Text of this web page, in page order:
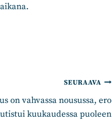
SEURAAVA
on vahvassa nousussa, ero
kuukaudessa puoleen